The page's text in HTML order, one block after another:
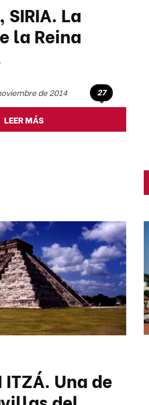
SIRIA. La
la Reina
de 2014 27
LEER MÁS
ITZÁ. Una de